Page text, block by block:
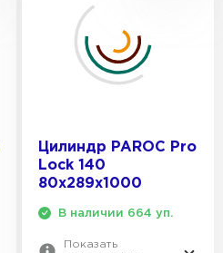
Цилиндр PAROC Pro
Lock 140
80х289х1000
В наличии 664 уп.
Показать